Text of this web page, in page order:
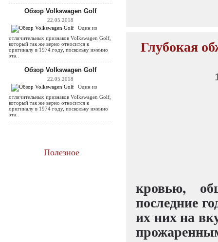
Обзор Volkswagen Golf
22.05.2018
Один из
отличительных признаков Volkswagen Golf,
который так же верно относится к
оригиналу в 1974 году, поскольку именно
эта..
Обзор Volkswagen Golf
22.05.2018
Один из
отличительных признаков Volkswagen Golf,
который так же верно относится к
оригиналу в 1974 году, поскольку именно
эта..
Полезное
Глубокая
кровью,
последние
их них на